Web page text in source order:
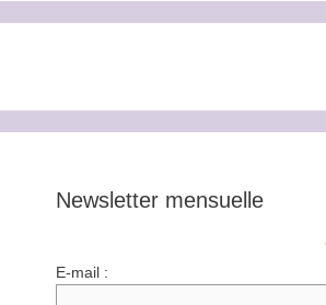
Newsletter mensuelle
E-mail :